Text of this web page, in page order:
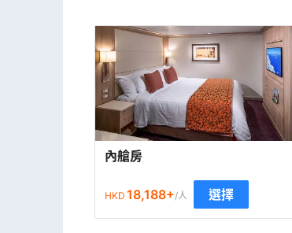
內艙房
HKD 18,188+/人 選擇